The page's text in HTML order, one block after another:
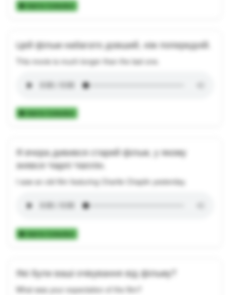
Add to Collection
Цей фільм набагато довший, ніж попередній.
This movie is much longer than the last one.
Add to Collection
Я вчора дивився старий фільм, у якому
знявся Чарлі Чаплін.
I saw an old film featuring Charlie Chaplin yesterday.
Add to Collection
Які були ваші очікування від фільму?
What was your expectation of the film?